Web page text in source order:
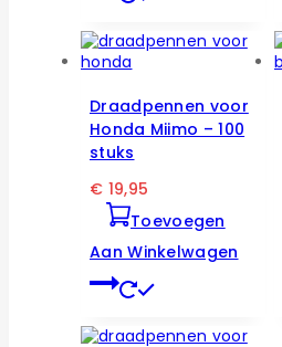
Draadpennen voor
Honda Miimo – 100
stuks
€ 19,95
Toevoegen
Aan Winkelwagen